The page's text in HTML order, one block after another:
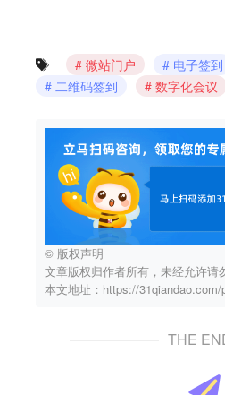
微站门户 电子签到
二维码签到
数字化会议
© 版权声明
文章版权归作者所有，未经允许请
本文地址：https://
THE